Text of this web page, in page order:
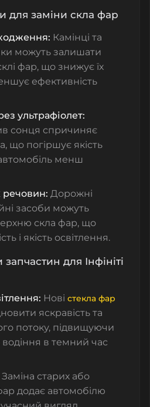
для заміни скла фар
Камінці та
можуть залишати
фар, що знижує їх
ефективність
ультрафіолет:
сонця спричиняє
що погіршує якість
менш
речовин: Дорожні
засоби можуть
скла фар, що
і якість освітлення.
для Інфініті
Нові стекла фар
яскравість та
потоку, підвищуючи
водіння в темний час
Заміна старих або
додає автомобілю